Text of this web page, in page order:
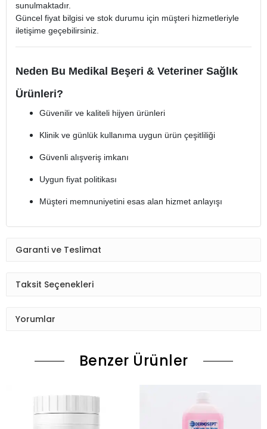
sunulmaktadır.
Güncel fiyat bilgisi ve stok durumu için müşteri hizmetleriyle
iletişime geçebilirsiniz.
Neden Bu Medikal Beşeri & Veteriner Sağlık
Ürünleri?
Güvenilir ve kaliteli hijyen ürünleri
Klinik ve günlük kullanıma uygun ürün çeşitliliği
Güvenli alışveriş imkanı
Uygun fiyat politikası
Müşteri memnuniyetini esas alan hizmet anlayışı
Garanti ve Teslimat
Taksit Seçenekleri
Yorumlar
Benzer Ürünler